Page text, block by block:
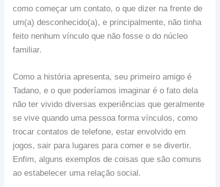
como começar um contato, o que dizer na frente de
um(a) desconhecido(a), e principalmente, não tinha
feito nenhum vínculo que não fosse o do núcleo
familiar.
Como a história apresenta, seu primeiro amigo é
Tadano, e o que poderíamos imaginar é o fato dela
não ter vivido diversas experiências que geralmente
se vive quando uma pessoa forma vínculos, como
trocar contatos de telefone, estar envolvido em
jogos, sair para lugares para comer e se divertir.
Enfim, alguns exemplos de coisas que são comuns
ao estabelecer uma relação social.